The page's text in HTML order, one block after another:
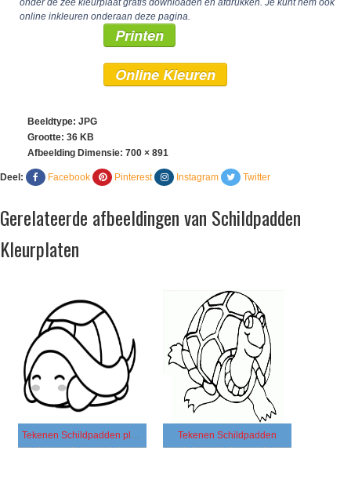
onder de zee kleurplaat gratis downloaden en afdrukken. Je kunt hem ook
online inkleuren onderaan deze pagina.
Printen
Online Kleuren
Beeldtype: JPG
Grootte: 36 KB
Afbeelding Dimensie: 700 × 891
Deel: Facebook Pinterest Instagram Twitter
Gerelateerde afbeeldingen van Schildpadden
Kleurplaten
Tekenen Schildpadden plezier Tekenen Schildpadden